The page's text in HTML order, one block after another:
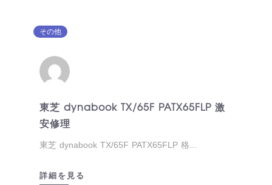
その他
東芝 dynabook TX/65F PATX65FLP 激
安修理
東芝 dynabook TX/65F PATX65FLP 格...
詳細を見る